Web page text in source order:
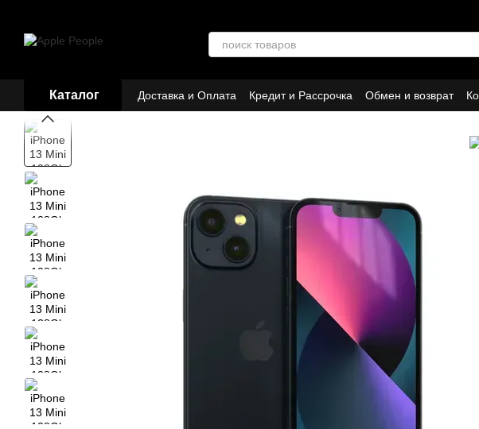
Каталог Доставка и Оплата Кредит и Рассрочка Обмен и возврат
Договор публичной оферты
Партнёры О нас